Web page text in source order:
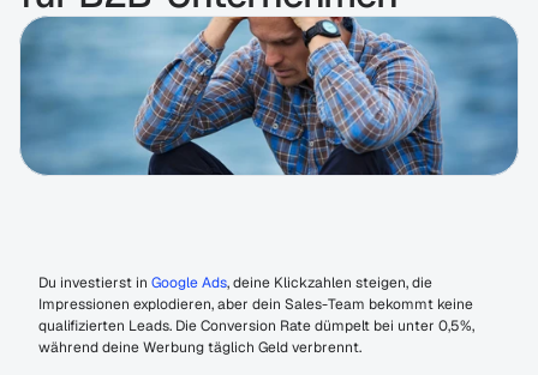
Du investierst in Google Ads, deine Klickzahlen steigen, die
Impressionen explodieren, aber dein Sales-Team bekommt keine
qualifizierten Leads. Die Conversion Rate dümpelt bei unter 0,5%,
während deine Werbung täglich Geld verbrennt.